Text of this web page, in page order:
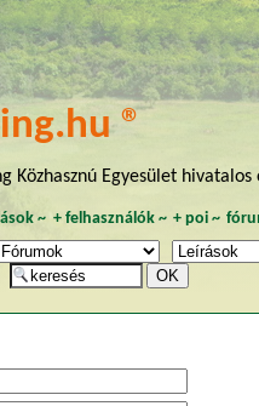
®
Közhasznú Egyesület hivatalos
~ + felhasználók~ + poi~